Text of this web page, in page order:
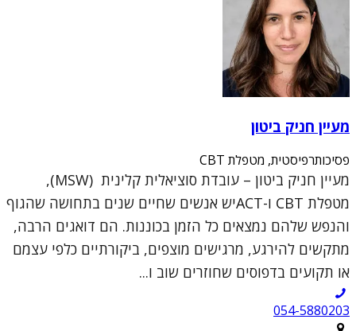
מעיין חניק ביטון
פסיכותרפיסטית, מטפלת CBT
מעיין חניק ביטון – עובדת סוציאלית קלינית (MSW),
מטפלת CBT ו-ACTיש אנשים שחיים שנים בתחושה שהגוף
והנפש שלהם נמצאים כל הזמן בכוננות. הם דואגים הרבה,
מתקשים להירגע, מרגישים מוצפים, ביקורתיים כלפי עצמם
או תקועים בדפוסים שחוזרים שוב ו...
054-5880203